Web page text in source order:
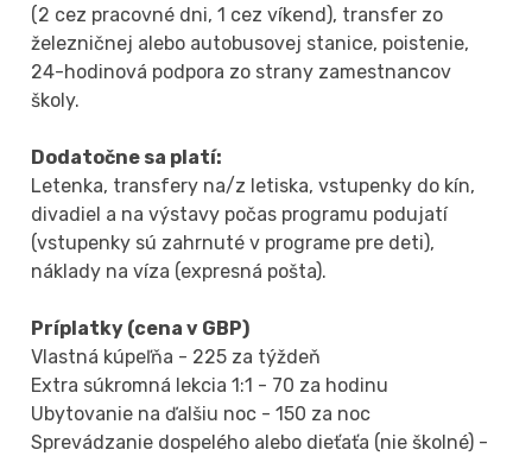
(2 cez pracovné dni, 1 cez víkend), transfer zo
železničnej alebo autobusovej stanice, poistenie,
24-hodinová podpora zo strany zamestnancov
školy.
Dodatočne sa platí:
Letenka, transfery na/z letiska, vstupenky do kín,
divadiel a na výstavy počas programu podujatí
(vstupenky sú zahrnuté v programe pre deti),
náklady na víza (expresná pošta).
Príplatky (cena v GBP)
Vlastná kúpeľňa - 225 za týždeň
Extra súkromná lekcia 1:1 - 70 za hodinu
Ubytovanie na ďalšiu noc - 150 za noc
Sprevádzanie dospelého alebo dieťaťa (nie školné) -